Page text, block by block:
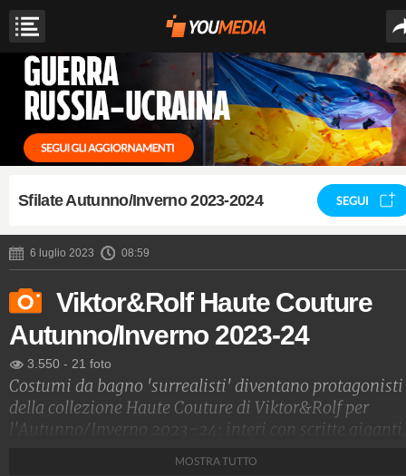
Sfilate Autunno/Inverno 2023-2024 SEGUI
6 luglio 2023 08:59
Viktor&Rolf Haute Couture
Autunno/Inverno 2023-24
3.550 - 21 foto
Costumi da bagno 'surrealisti' diventano protagonisti
della collezione Haute Couture di Viktor&Rolf per
l'Autunno/Inverno 2023-24: interi con scritte giganti,
MOSTRA TUTTO